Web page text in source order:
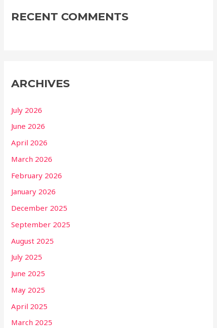
RECENT COMMENTS
ARCHIVES
July 2026
June 2026
April 2026
March 2026
February 2026
January 2026
December 2025
September 2025
August 2025
July 2025
June 2025
May 2025
April 2025
March 2025